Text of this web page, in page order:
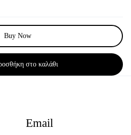
στο καλάθι
Buy Now
Email